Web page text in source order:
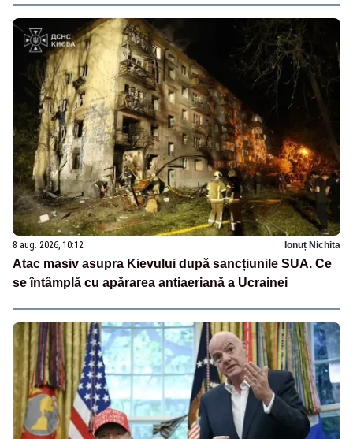
8 aug. 2026, 10:12 Ionuț Nichita
Atac masiv asupra Kievului după sancțiunile SUA. Ce
se întâmplă cu apărarea antiaeriană a Ucrainei